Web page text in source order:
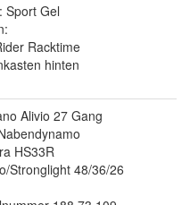
Sport Gel
Racktime
hinten
Alivio 27 Gang
HS33R
Stronglight 48/36/26